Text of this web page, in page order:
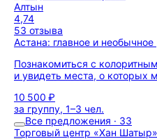
Алтын
4,74
53 отзыва
Астана: главное и необычное
Познакомиться с
и увидеть места, о которых
10 500 ₽
за группу, 1–3 чел.
Все предложения · 33
Торговый центр «Хан Шатыр»